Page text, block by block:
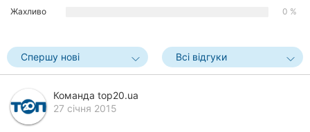
Чернігів
Чернівці
Жахливо
0 %
Спершу нові Всі відгуки
Команда top20.ua
27 січня 2015